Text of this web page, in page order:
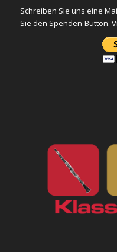
Schreiben Sie uns eine
Sie den Spenden-Button.